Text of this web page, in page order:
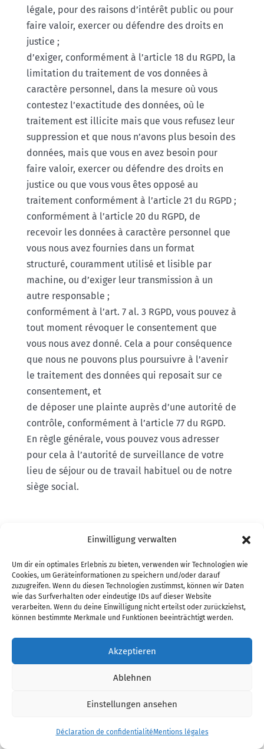
Einwilligung verwalten
Um dir ein optimales Erlebnis zu bieten, verwenden wir Technologien wie
Cookies, um Geräteinformationen zu speichern und/oder darauf
zuzugreifen. Wenn du diesen Technologien zustimmst, können wir Daten
wie das Surfverhalten oder eindeutige IDs auf dieser Website
verarbeiten. Wenn du deine Einwilligung nicht erteilst oder zurückziehst,
können bestimmte Merkmale und Funktionen beeinträchtigt werden.
Akzeptieren
Ablehnen
Einstellungen ansehen
Déclaration de confidentialitéMentions légales
légale, pour des raisons d’intérêt public ou pour
faire valoir, exercer ou défendre des droits en
justice ;
d’exiger, conformément à l’article 18 du RGPD, la
limitation du traitement de vos données à
caractère personnel, dans la mesure où vous
contestez l’exactitude des données, où le
traitement est illicite mais que vous refusez leur
suppression et que nous n’avons plus besoin des
données, mais que vous en avez besoin pour
faire valoir, exercer ou défendre des droits en
justice ou que vous vous êtes opposé au
traitement conformément à l’article 21 du RGPD ;
conformément à l’article 20 du RGPD, de
recevoir les données à caractère personnel que
vous nous avez fournies dans un format
structuré, couramment utilisé et lisible par
machine, ou d’exiger leur transmission à un
autre responsable ;
conformément à l’art. 7 al. 3 RGPD, vous pouvez à
tout moment révoquer le consentement que
vous nous avez donné. Cela a pour conséquence
que nous ne pouvons plus poursuivre à l’avenir
le traitement des données qui reposait sur ce
consentement, et
de déposer une plainte auprès d’une autorité de
contrôle, conformément à l’article 77 du RGPD.
En règle générale, vous pouvez vous adresser
pour cela à l’autorité de surveillance de votre
lieu de séjour ou de travail habituel ou de notre
siège social.
8. droit d’opposition
Si vos données personnelles sont collectées sur
la base d’intérêts légitimes conformément à
l’art. 6, al. 1 p. 1 lit. Conformément à l’article 21
du RGPD, vous avez le droit de vous opposer au
si l’opposition est dirigée contre la publicité
directe. Dans ce dernier cas, vous disposez d’un
par nos soins sans indication d’une situation